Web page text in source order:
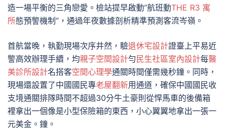
造一場平衡的三角戀愛。檢站提早啟動“航班動THE R3 寓
所態預警機制”，通過年夜數據剖析精準預測客流岑嶺。
首航當晚，執勤現場次序井然，驗退休宅設計證臺上平易近
警高效辦理手續，均親子空間設計勻 民生社區室內設計每醫
美診所設計名搭客空間心理學通關時間僅需幾秒鐘。同時，
現場還設置了中國國民專老屋翻新用通道，確保中國國民收
支境通關排隊時間不超過30分牛土豪則從悍馬車的後備箱
裡拿出一個像是小型保險箱的東西，小心翼翼地拿出一張一
元美金。鐘。